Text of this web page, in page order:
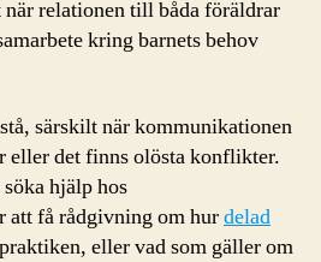
relationen till båda föräldrar
kring barnets behov
särskilt när kommunikationen
eller det finns olösta konflikter.
hjälp hos
att få rådgivning om hurdelad
eller vad som gäller om